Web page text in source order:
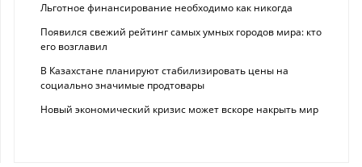
Льготное финансирование необходимо как никогда
Появился свежий рейтинг самых умных городов мира: кто
его возглавил
В Казахстане планируют стабилизировать цены на
социально значимые продтовары
Новый экономический кризис может вскоре накрыть мир